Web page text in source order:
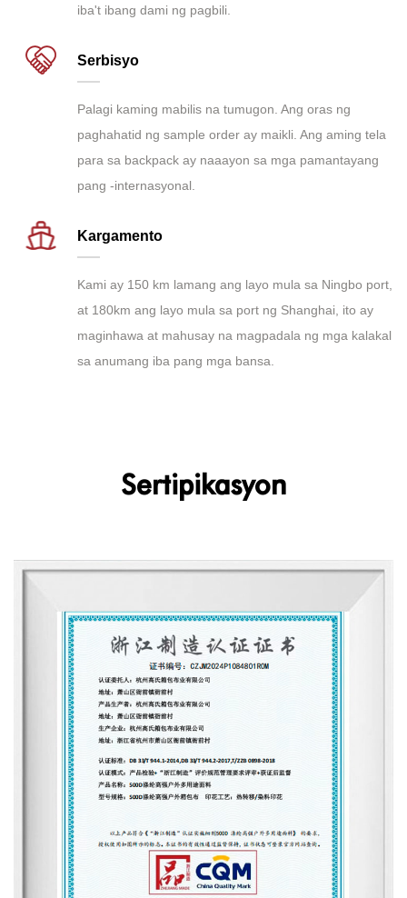
iba't ibang dami ng pagbili.
Serbisyo
Palagi kaming mabilis na tumugon. Ang oras ng
paghahatid ng sample order ay maikli. Ang aming tela
para sa backpack ay naaayon sa mga pamantayang
pang -internasyonal.
Kargamento
Kami ay 150 km lamang ang layo mula sa Ningbo port,
at 180km ang layo mula sa port ng Shanghai, ito ay
maginhawa at mahusay na magpadala ng mga kalakal
sa anumang iba pang mga bansa.
Sertipikasyon